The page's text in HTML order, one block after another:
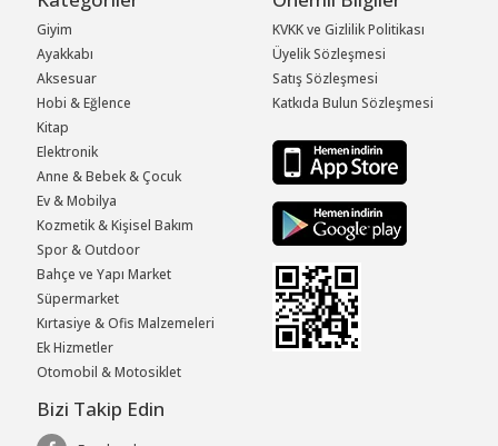
Giyim
Ayakkabı
Aksesuar
Hobi & Eğlence
Kitap
Elektronik
Anne & Bebek & Çocuk
Ev & Mobilya
Kozmetik & Kişisel Bakım
Spor & Outdoor
Bahçe ve Yapı Market
Süpermarket
Kırtasiye & Ofis Malzemeleri
Ek Hizmetler
Otomobil & Motosiklet
KVKK ve Gizlilik Politikası
Üyelik Sözleşmesi
Satış Sözleşmesi
Katkıda Bulun Sözleşmesi
Bizi Takip Edin